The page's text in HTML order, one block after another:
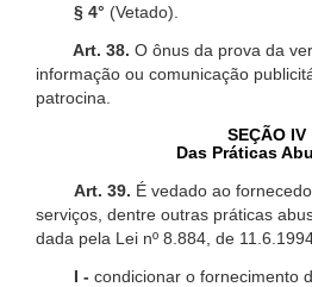
§ 4° (Vetado).
Art. 38. O ônus da prova da
informação ou comunicação
patrocina.
SEÇÃO IV
Das Práticas
Art. 39. É vedado ao
serviços, dentre outras práticas
dada pela Lei nº 8.884, de
I - condicionar o fornecimento